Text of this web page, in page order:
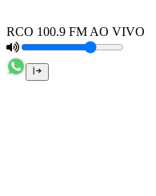
RCO 100.9 FM AO VIVO